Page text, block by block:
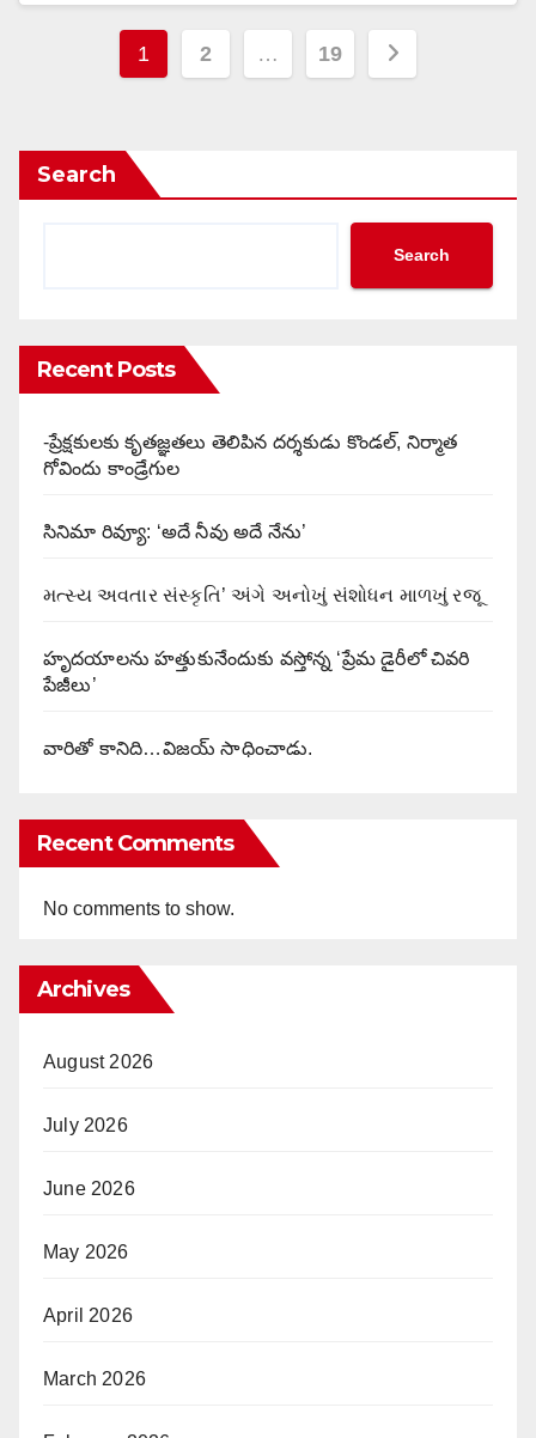
Posts
1 2 … 19
Search
Search
Recent Posts
-ప్రేక్షకులకు కృతజ్ఞతలు తెలిపిన దర్శకుడు కొండల్, నిర్మాత
గోవిందు కాండ్రేగుల
సినిమా రివ్యూ: ‘అదే నీవు అదే నేను’
મત્સ્ય અવતાર સંસ્કૃતિ’ અંગે અનોખું સંશોધન માળખું રજૂ
హృదయాలను హత్తుకునేందుకు వస్తోన్న ‘ప్రేమ డైరీలో చివరి
పేజీలు’
వారితో కానిది…విజయ్ సాధించాడు.
Recent Comments
No comments to show.
Archives
August 2026
July 2026
June 2026
May 2026
April 2026
March 2026